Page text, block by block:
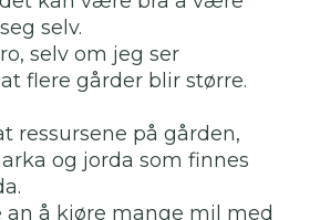
selv.
selv om jeg ser
flere gårder blir større.
ressursene på gården,
og jorda som finnes
an å kjøre mange mil med